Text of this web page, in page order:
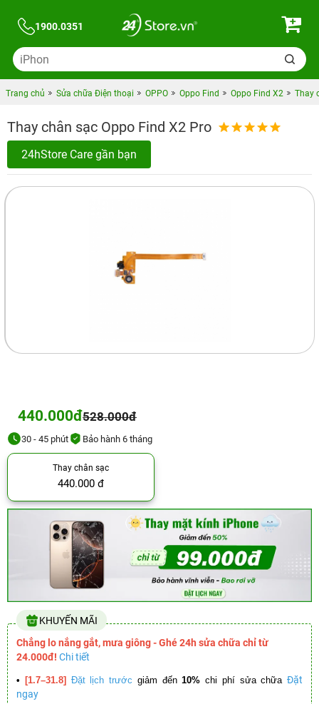
1900.0351
Trang chủ Sửa chữa Điện thoại OPPO Oppo Find Oppo Find X2 Thay
Thay chân sạc Oppo Find X2 Pro
24hStore Care gần bạn
440.000đ528.000đ
30 - 45 phút Bảo hành 6 tháng
Thay chân sạc
440.000 đ
KHUYẾN MÃI
Chẳng lo nắng gắt, mưa giông - Ghé 24h sửa chữa chỉ từ
24.000đ! Chi tiết
• [1.7–31.8] Đặt lịch trước giảm đến10% chi phí sửa chữa Đặt
ngay